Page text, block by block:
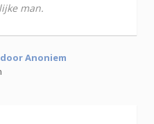
man.
door Anoniem